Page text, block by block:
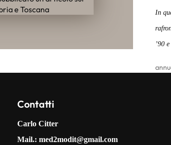
In
’90
Contatti
Carlo Citter
Mail.: med2modit@gmail.com